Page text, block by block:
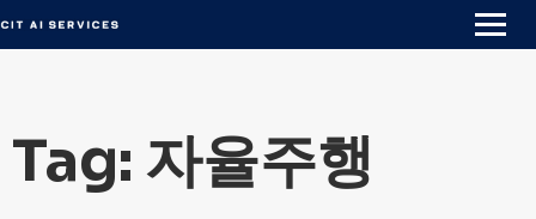
to
content
Tag: 자율주행